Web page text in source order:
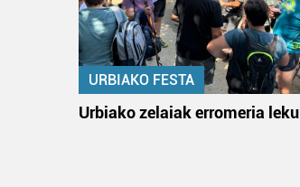
URBIAKO FESTA
Urbiako zelaiak erromeria leku